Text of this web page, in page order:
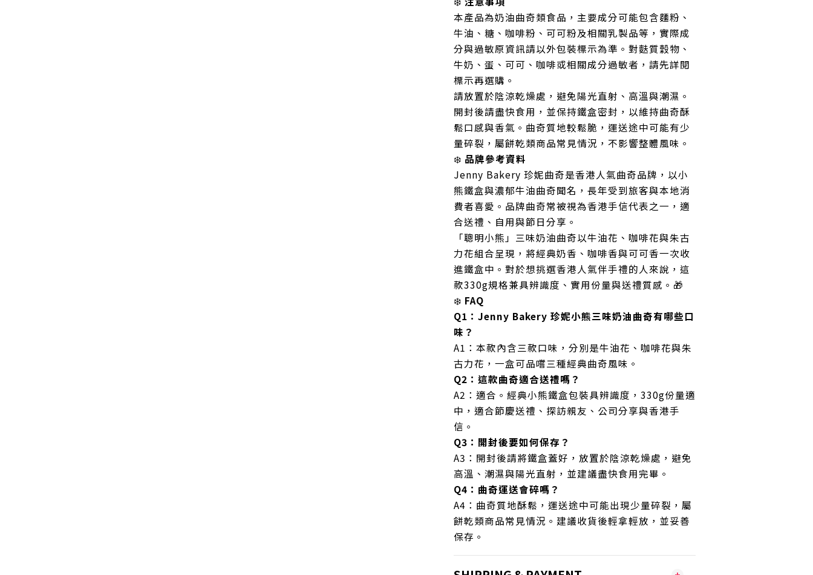
本產品為奶油曲奇類食品，主要成分可能包含麵粉、
牛油、糖、咖啡粉、可可粉及相關乳製品等，實際成
分與過敏原資訊請以外包裝標示為準。對麩質穀物、
牛奶、蛋、可可、咖啡或相關成分過敏者，請先詳閱
標示再選購。
請放置於陰涼乾燥處，避免陽光直射、高溫與潮濕。
開封後請盡快食用，並保持鐵盒密封，以維持曲奇酥
鬆口感與香氣。曲奇質地較鬆脆，運送途中可能有少
量碎裂，屬餅乾類商品常見情況，不影響整體風味。
❄️ 品牌參考資料
Jenny Bakery 珍妮曲奇是香港人氣曲奇品牌，以小
熊鐵盒與濃郁牛油曲奇聞名，長年受到旅客與本地消
費者喜愛。品牌曲奇常被視為香港手信代表之一，適
合送禮、自用與節日分享。
「聰明小熊」三味奶油曲奇以牛油花、咖啡花與朱古
力花組合呈現，將經典奶香、咖啡香與可可香一次收
進鐵盒中。對於想挑選香港人氣伴手禮的人來說，這
款330g規格兼具辨識度、實用份量與送禮質感。🎁
❄️ FAQ
Q1：Jenny Bakery 珍妮小熊三味奶油曲奇有哪些口
味？
A1：本款內含三款口味，分別是牛油花、咖啡花與朱
古力花，一盒可品嚐三種經典曲奇風味。
Q2：這款曲奇適合送禮嗎？
A2：適合。經典小熊鐵盒包裝具辨識度，330g份量適
中，適合節慶送禮、探訪親友、公司分享與香港手
信。
Q3：開封後要如何保存？
A3：開封後請將鐵盒蓋好，放置於陰涼乾燥處，避免
高溫、潮濕與陽光直射，並建議盡快食用完畢。
Q4：曲奇運送會碎嗎？
A4：曲奇質地酥鬆，運送途中可能出現少量碎裂，屬
餅乾類商品常見情況。建議收貨後輕拿輕放，並妥善
保存。